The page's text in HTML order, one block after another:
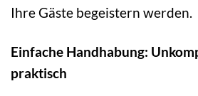
Ihre Gäste begeistern werden.
Einfache Handhabung:
praktisch